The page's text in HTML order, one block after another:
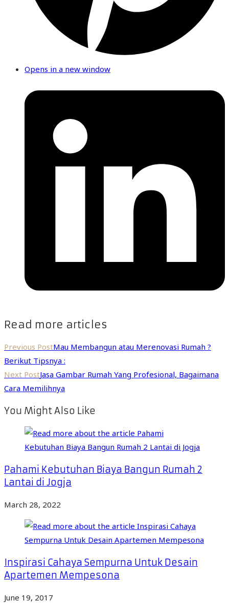
Opens in a new window
Read more articles
Previous PostMau Membangun atau Merenovasi Rumah ?
Berikut Tipsnya :
Next PostJasa Gambar Rumah Yang Profesional, Bagaimana
Cara Memilihnya
You Might Also Like
Pahami Kebutuhan Biaya Bangun Rumah 2
Lantai di Jogja
March 28, 2022
Inspirasi Cahaya Sempurna Untuk Desain
Apartemen Mempesona
June 19, 2017